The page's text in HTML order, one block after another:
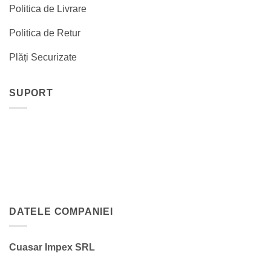
Politica de Livrare
Politica de Retur
Plăți Securizate
SUPORT
DATELE COMPANIEI
Cuasar Impex SRL